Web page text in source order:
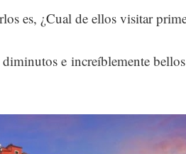
es, ¿Cual de ellos visitar
e increíblemente